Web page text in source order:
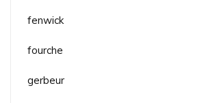
fenwick
fourche
gerbeur